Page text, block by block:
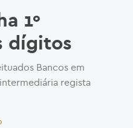
1º
dígitos
Bancos em
regista